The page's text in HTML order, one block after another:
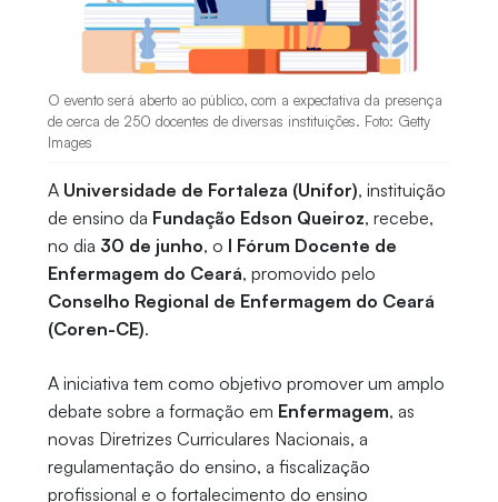
O evento será aberto ao público, com a expectativa da presença
de cerca de 250 docentes de diversas instituições. Foto: Getty
Images
A Universidade de Fortaleza (Unifor), instituição
de ensino da Fundação Edson Queiroz, recebe,
no dia 30 de junho, o I Fórum Docente de
Enfermagem do Ceará, promovido pelo
Conselho Regional de Enfermagem do Ceará
(Coren-CE).
A iniciativa tem como objetivo promover um amplo
debate sobre a formação em Enfermagem, as
novas Diretrizes Curriculares Nacionais, a
regulamentação do ensino, a fiscalização
profissional e o fortalecimento do ensino